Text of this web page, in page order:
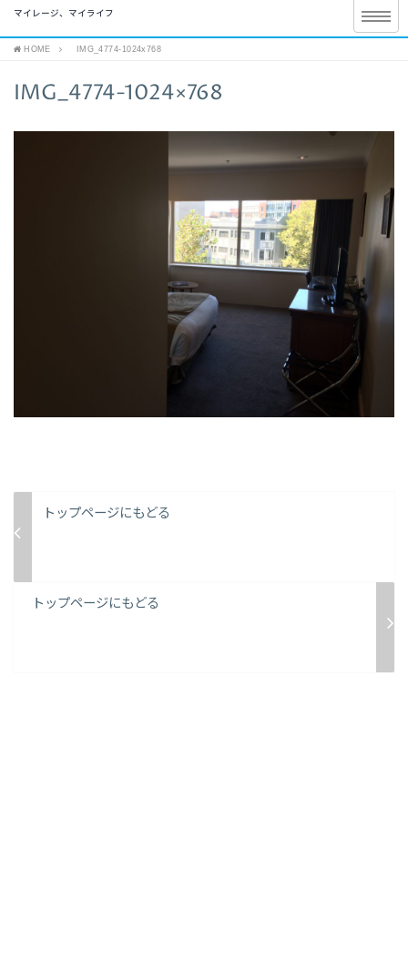
マイレージ、マイライフ
HOME IMG_4774-1024x768
IMG_4774-1024×768
トップページにもどる
トップページにもどる